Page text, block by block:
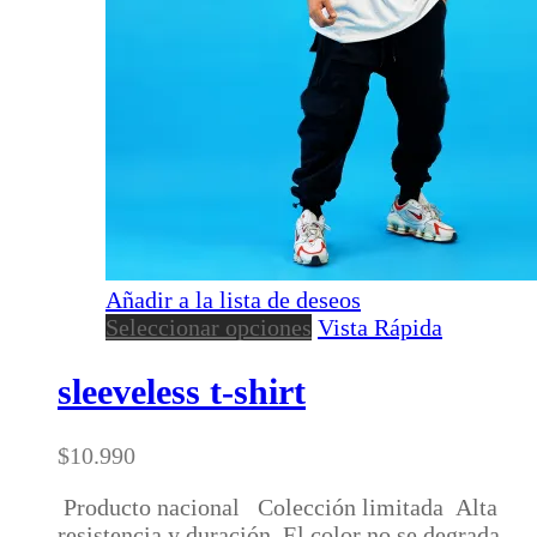
Añadir a la lista de deseos
Seleccionar opciones Este
se
Vista Rápida
sleeveless t-shirt
$10.990
Producto nacional Colección limitada Alta